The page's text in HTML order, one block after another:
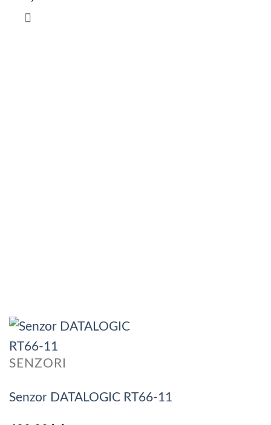
SENZORI
Senzor DATALOGIC RT66-11